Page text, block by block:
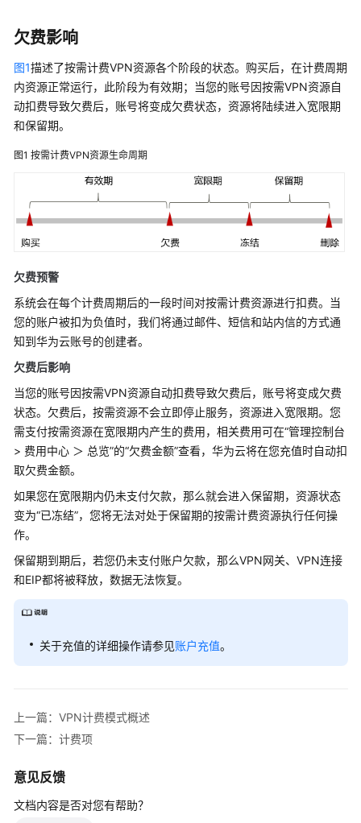
佳
实
践
故
障
排
除
见
问
题
API
参
考
更
多
文
档
视
频
帮
助
用
参
考
云
服
等
级
协
欠费影响
图1描述了按需计费VPN资源各个阶段的状态。购买后，在计费周期
内资源正常运行，此阶段为有效期；当您的账号因按需VPN资源自
动扣费导致欠费后，账号将变成欠费状态，资源将陆续进入宽限期
和保留期。
图1 按需计费VPN资源生命周期
欠费预警
系统会在每个计费周期后的一段时间对按需计费资源进行扣费。当
您的账户被扣为负值时，我们将通过邮件、短信和站内信的方式通
知到华为云账号的创建者。
欠费后影响
当您的账号因按需VPN资源自动扣费导致欠费后，账号将变成欠费
状态。欠费后，按需资源不会立即停止服务，资源进入宽限期。您
需支付按需资源在宽限期内产生的费用，相关费用可在“管理控制台
> 费用中心 ＞ 总览”的“欠费金额”查看，华为云将在您充值时自动扣
取欠费金额。
如果您在宽限期内仍未支付欠款，那么就会进入保留期，资源状态
变为“已冻结”，您将无法对处于保留期的按需计费资源执行任何操
作。
保留期到期后，若您仍未支付账户欠款，那么VPN网关、VPN连接
和EIP都将被释放，数据无法恢复。
关于充值的详细操作请参见账户充值。
上一篇：VPN计费模式概述
下一篇：计费项
意见反馈
文档内容是否对您有帮助？